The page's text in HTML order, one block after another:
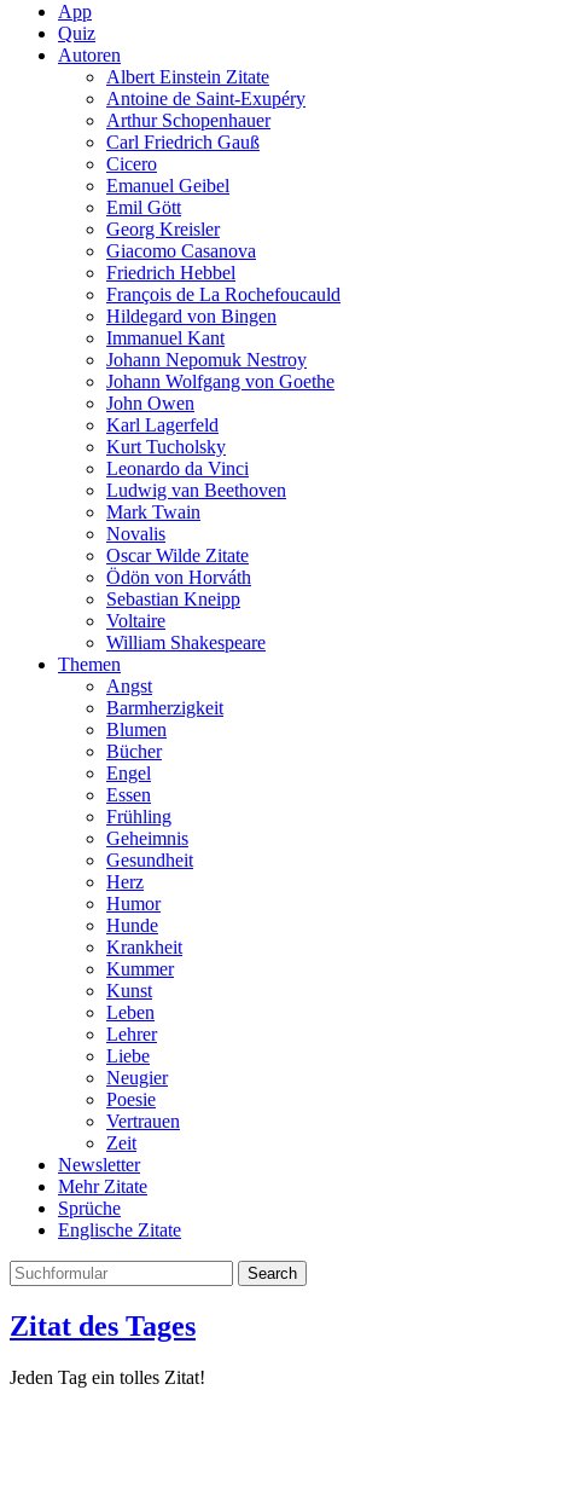
App
Quiz
Autoren
Albert Einstein Zitate
Antoine de Saint-Exupéry
Arthur Schopenhauer
Carl Friedrich Gauß
Cicero
Emanuel Geibel
Emil Gött
Georg Kreisler
Giacomo Casanova
Friedrich Hebbel
François de La Rochefoucauld
Hildegard von Bingen
Immanuel Kant
Johann Nepomuk Nestroy
Johann Wolfgang von Goethe
John Owen
Karl Lagerfeld
Kurt Tucholsky
Leonardo da Vinci
Ludwig van Beethoven
Mark Twain
Novalis
Oscar Wilde Zitate
Ödön von Horváth
Sebastian Kneipp
Voltaire
William Shakespeare
Themen
Angst
Barmherzigkeit
Blumen
Bücher
Engel
Essen
Frühling
Geheimnis
Gesundheit
Herz
Humor
Hunde
Krankheit
Kummer
Kunst
Leben
Lehrer
Liebe
Neugier
Poesie
Vertrauen
Zeit
Newsletter
Mehr Zitate
Sprüche
Englische Zitate
Search
Zitat des Tages
Jeden Tag ein tolles Zitat!